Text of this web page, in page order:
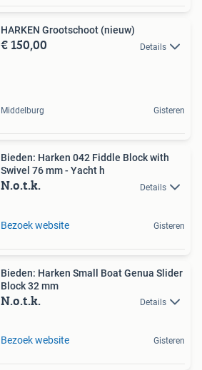
HARKEN Grootschoot (nieuw)
€ 150,00 Details
Middelburg Gisteren
Bieden: Harken 042 Fiddle Block with
Swivel 76 mm - Yacht h
N.o.t.k. Details
Bezoek website Gisteren
Bieden: Harken Small Boat Genua Slider
Block 32 mm
N.o.t.k. Details
Bezoek website Gisteren